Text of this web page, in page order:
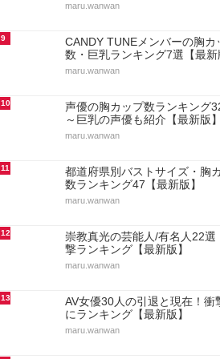
maru.wanwan
9
CANDY TUNEメンバーの胸カ
数・巨乳ランキング7選【最新
maru.wanwan
10
声優の胸カップ数ランキング
～巨乳の声優も紹介【最新版】
maru.wanwan
11
都道府県別バストサイズ・胸
数ランキング47【最新版】
maru.wanwan
12
崇教真光の芸能人/有名人22選
撃ランキング【最新版】
maru.wanwan
13
AV女優30人の引退と現在！衝
にランキング【最新版】
maru.wanwan